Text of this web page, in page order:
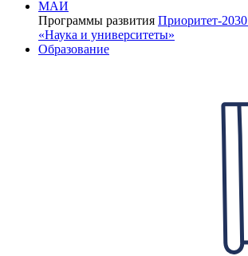
МАИ
Программы развития Приоритет-2030
«Наука и университеты»
Образование